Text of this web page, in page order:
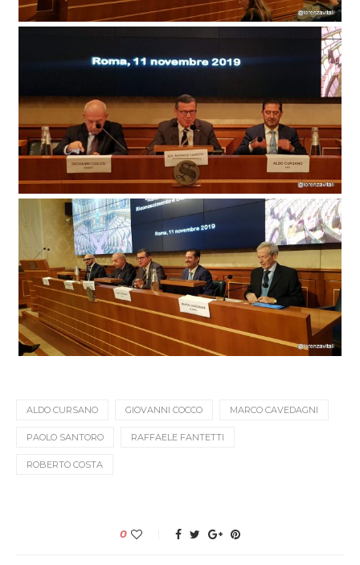
ALDO CURSANO GIOVANNI COCCO MARCO CAVEDAGNI
PAOLO SANTORO RAFFAELE FANTETTI
ROBERTO COSTA
0